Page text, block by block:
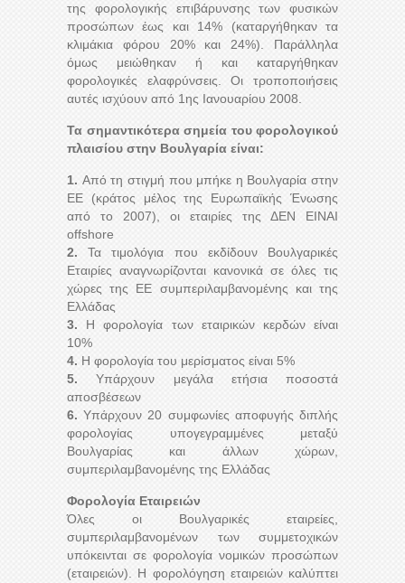
της φορολογικής επιβάρυνσης των φυσικών
προσώπων έως και 14% (καταργήθηκαν τα
κλιμάκια φόρου 20% και 24%). Παράλληλα
όμως μειώθηκαν ή και καταργήθηκαν
φορολογικές ελαφρύνσεις. Οι τροποποιήσεις
αυτές ισχύουν από 1ης Ιανουαρίου 2008.
Τα σημαντικότερα σημεία του φορολογικού
πλαισίου στην Βουλγαρία είναι:
1. Από τη στιγμή που μπήκε η Βουλγαρία στην
ΕΕ (κράτος μέλος της Ευρωπαϊκής Ένωσης
από το 2007), οι εταιρίες της ΔΕΝ ΕΙΝΑΙ
offshore
2.Τα τιμολόγια που εκδίδουν Βουλγαρικές
Εταιρίες αναγνωρίζονται κανονικά σε όλες τις
χώρες της ΕΕ συμπεριλαμβανομένης και της
Ελλάδας
3. Η φορολογία των εταιρικών κερδών είναι
10%
4. Η φορολογία του μερίσματος είναι 5%
5. Υπάρχουν μεγάλα ετήσια ποσοστά
αποσβέσεων
6.Υπάρχουν 20 συμφωνίες αποφυγής διπλής
φορολογίας υπογεγραμμένες μεταξύ
Βουλγαρίας και άλλων χώρων,
συμπεριλαμβανομένης της Ελλάδας
Φορολογία Εταιρειών
Όλες οι Βουλγαρικές εταιρείες,
συμπεριλαμβανομένων των συμμετοχικών
υπόκεινται σε φορολογία νομικών προσώπων
(εταιρειών). Η φορολόγηση εταιρειών καλύπτει